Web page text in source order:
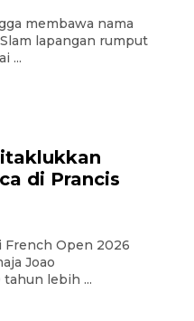
membawa nama
lapangan rumput
...
di Prancis
Open 2026
Joao
lebih ...